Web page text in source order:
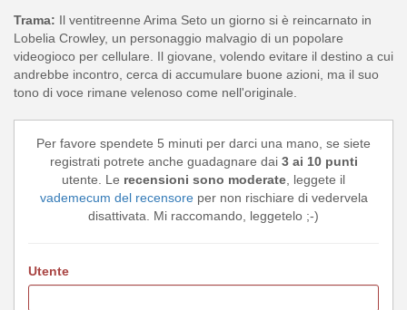
Trama: Il ventitreenne Arima Seto un giorno si è reincarnato in
Lobelia Crowley, un personaggio malvagio di un popolare
videogioco per cellulare. Il giovane, volendo evitare il destino a cui
andrebbe incontro, cerca di accumulare buone azioni, ma il suo
tono di voce rimane velenoso come nell'originale.
Per favore spendete 5 minuti per darci una mano, se siete
registrati potrete anche guadagnare dai 3 ai 10 punti
utente. Le recensioni sono moderate, leggete il
vademecum del recensoreper non rischiare di vedervela
disattivata. Mi raccomando, leggetelo ;-)
Utente